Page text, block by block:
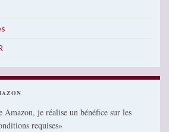
Amazon, je réalise un bénéfice sur les
requises»